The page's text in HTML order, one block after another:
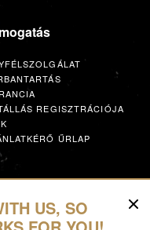
REGISZTRÁCIÓJA
ŰRLAP
US, SO